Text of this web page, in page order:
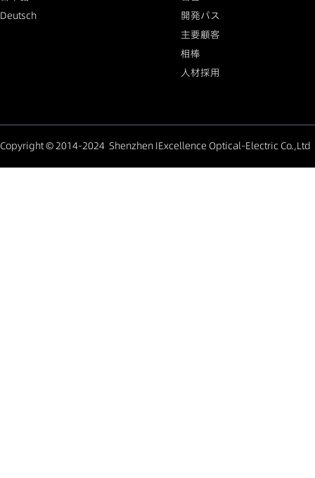
Deutsch
開発パス
主要顧客
相棒
人材採用
Copyright © 2014-2024 Shenzhen IExcellence Optical-Electric